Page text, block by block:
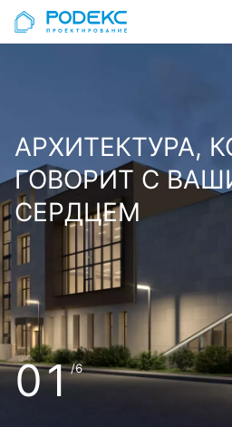
АРХИТЕКТУРА,
ГОВОРИТ С
СЕРДЦЕМ
01/6